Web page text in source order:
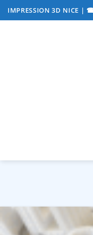
Passer
au
IMPRESSION 3D NICE | ☎